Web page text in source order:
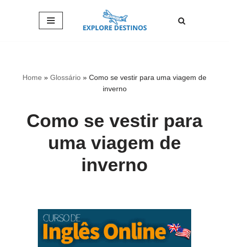
Home » Glossário » Como se vestir para uma viagem de
inverno
Como se vestir para
uma viagem de
inverno